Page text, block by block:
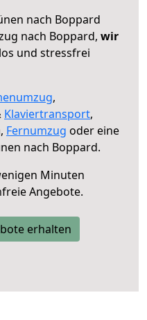
nach Boppard
nach Boppard, wir
und stressfrei
,
Klaviertransport,
Fernumzug oder eine
nach Boppard.
Minuten
Angebote.
erhalten